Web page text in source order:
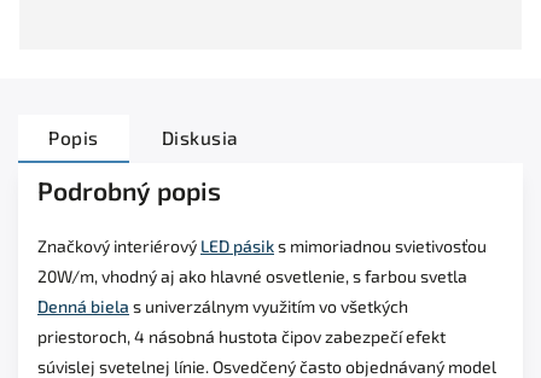
Popis Diskusia
Podrobný popis
Značkový interiérový LED pásiks mimoriadnou svietivosťou
20W/m, vhodný aj ako hlavné osvetlenie, s farbou svetla
Denná biela s univerzálnym využitím vo všetkých
priestoroch, 4 násobná hustota čipov zabezpečí efekt
súvislej svetelnej línie. Osvedčený často objednávaný model